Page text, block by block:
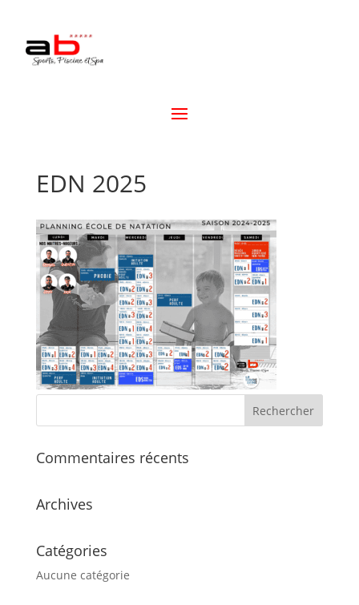
EDN 2025
Commentaires récents
Archives
Catégories
Aucune catégorie